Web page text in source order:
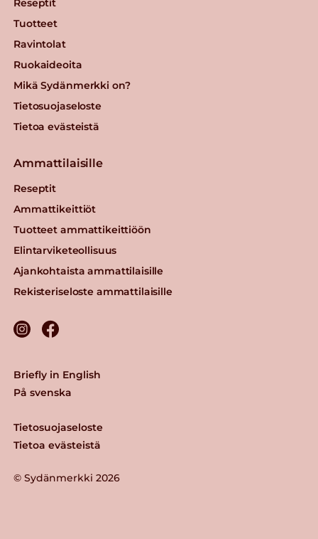
Reseptit
Tuotteet
Ravintolat
Ruokaideoita
Mikä Sydänmerkki on?
Tietosuojaseloste
Tietoa evästeistä
Ammattilaisille
Reseptit
Ammattikeittiöt
Tuotteet ammattikeittiöön
Elintarviketeollisuus
Ajankohtaista ammattilaisille
Rekisteriseloste ammattilaisille
© Sydänmerkki 2026
Tietosuojaseloste
Tietoa evästeistä
Briefly in English
På svenska